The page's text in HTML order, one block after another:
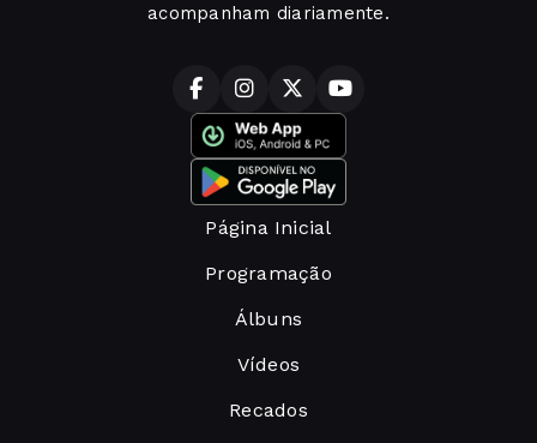
acompanham diariamente.
Página Inicial
Programação
Álbuns
Vídeos
Recados